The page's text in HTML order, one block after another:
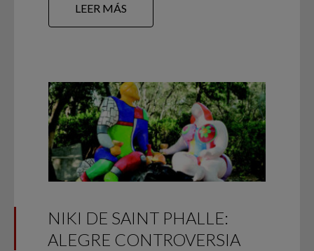
LEER MÁS
NIKI DE SAINT PHALLE:
ALEGRE CONTROVERSIA